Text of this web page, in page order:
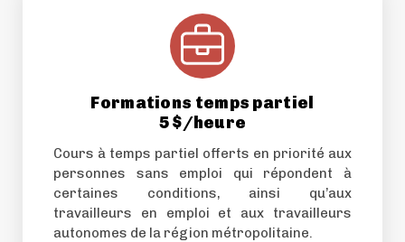
Formations temps partiel
5 $/heure
Cours à temps partiel offerts en priorité aux
personnes sans emploi qui répondent à
certaines conditions, ainsi qu’aux
travailleurs en emploi et aux travailleurs
autonomes de la région métropolitaine.